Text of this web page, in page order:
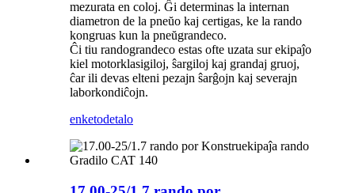
mezurata en coloj. Ĝi determinas la internan
diametron de la pneŭo kaj certigas, ke la rando
kongruas kun la pneŭgrandeco.
Ĉi tiu randograndeco estas ofte uzata sur ekipaĵo
kiel motorklasigiloj, ŝargiloj kaj grandaj gruoj,
ĉar ili devas elteni pezajn ŝarĝojn kaj severajn
laborkondiĉojn.
enketodetalo